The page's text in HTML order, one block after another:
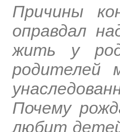
Причины
оправдал
жить у
родителей
Почему
любит